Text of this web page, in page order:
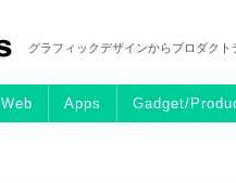
グラフィックデザインからプロダク
Web Apps Gadget/